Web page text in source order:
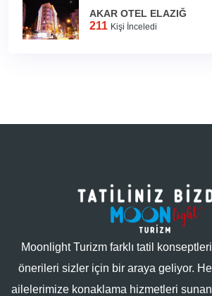
AKAR OTEL ELAZIĞ
211 Kişi İnceledi
Moonlight Turizm farklı tatil
önerileri sizler için bir araya geliyor.
ailelerimize konaklama hizmetleri